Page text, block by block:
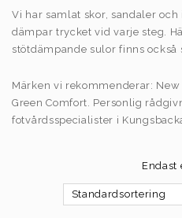
Vi har samlat skor, sandaler
dämpar trycket vid varje steg.
stötdämpande sulor finns
Märken vi rekommenderar:
Green Comfort. Personlig
fotvårdsspecialister i
Endast
Standardsortering